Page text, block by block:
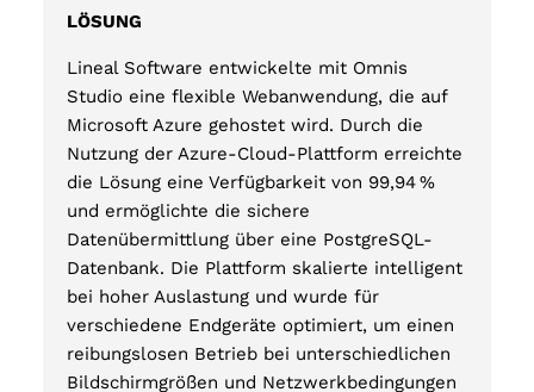
LÖSUNG
Lineal Software entwickelte mit Omnis
Studio eine flexible Webanwendung, die auf
Microsoft Azure gehostet wird. Durch die
Nutzung der Azure-Cloud-Plattform erreichte
die Lösung eine Verfügbarkeit von 99,94 %
und ermöglichte die sichere
Datenübermittlung über eine PostgreSQL-
Datenbank. Die Plattform skalierte intelligent
bei hoher Auslastung und wurde für
verschiedene Endgeräte optimiert, um einen
reibungslosen Betrieb bei unterschiedlichen
Bildschirmgrößen und Netzwerkbedingungen